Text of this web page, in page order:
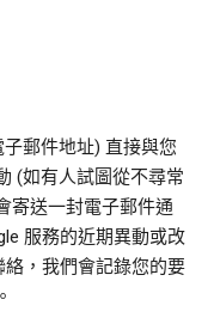
郵件地址) 直接與您
(如有人試圖從不尋常
寄送一封電子郵件通
服務的近期異動或改
，我們會記錄您的要